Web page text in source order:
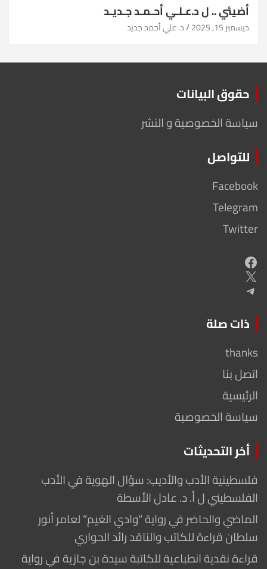
أضيئي .. ل د.عـلـي أحـمـد جـديـد
ديسمبر 15, 2025 د. علي أحمد جديد
حقوق البيانات
سياسة الخصوصية و النشر
للتواصل
Facebook
Telegram
Twitter
Facebook
X
Telegram
ذات صلة
thanks
اتصل بنا
الرئيسية
سياسة الخصوصية
أخر التحديثات
فلسطينية الأدب والأديب: سؤال الهوية في الأدب
الفلسطيني ل أ. د. عادل الأسطة
الماضي والحاضر في رواية “وادي الغيم” لعامر أنور
سلطان قراءة للكاتب والناقد رائد الحواري
قراءة نقدية انطباعية للكاتبة سيدة بن جازية في رواية